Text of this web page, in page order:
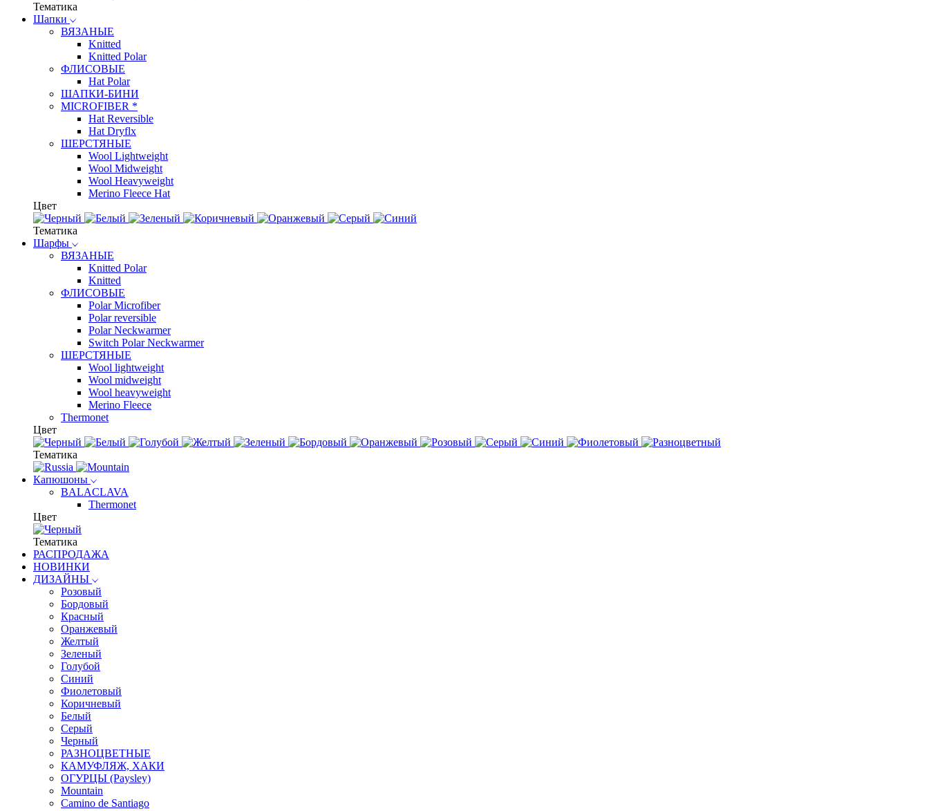
Тематика
Шапки
ВЯЗАНЫЕ
Knitted
Knitted Polar
ФЛИСОВЫЕ
Hat Polar
ШАПКИ-БИНИ
MICROFIBER *
Hat Reversible
Hat Dryflx
ШЕРСТЯНЫЕ
Wool Lightweight
Wool Midweight
Wool Heavyweight
Merino Fleece Hat
Цвет
Тематика
Шарфы
ВЯЗАНЫЕ
Knitted Polar
Knitted
ФЛИСОВЫЕ
Polar Microfiber
Polar reversible
Polar Neckwarmer
Switch Polar Neckwarmer
ШЕРСТЯНЫЕ
Wool lightweight
Wool midweight
Wool heavyweight
Merino Fleece
Thermonet
Цвет
Тематика
Капюшоны
BALACLAVA
Thermonet
Цвет
Тематика
РАСПРОДАЖА
НОВИНКИ
ДИЗАЙНЫ
Розовый
Бордовый
Красный
Оранжевый
Желтый
Зеленый
Голубой
Синий
Фиолетовый
Коричневый
Белый
Серый
Черный
РАЗНОЦВЕТНЫЕ
КАМУФЛЯЖ, ХАКИ
ОГУРЦЫ (Paysley)
Mountain
Camino de Santiago